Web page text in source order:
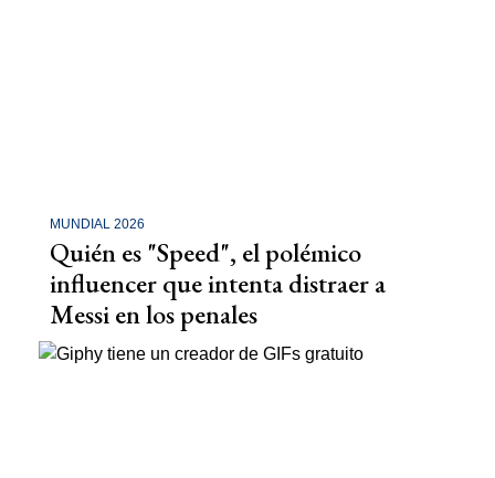
MUNDIAL 2026
Quién es "Speed", el polémico
influencer que intenta distraer a
Messi en los penales